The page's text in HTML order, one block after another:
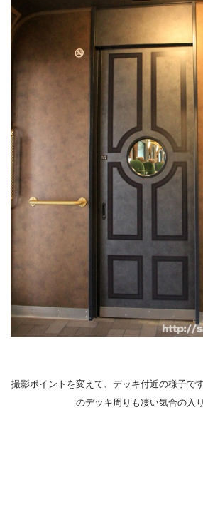
撮影ポイントを変えて、デッキ付近の様子で
のデッキ周りも凄い気合の入